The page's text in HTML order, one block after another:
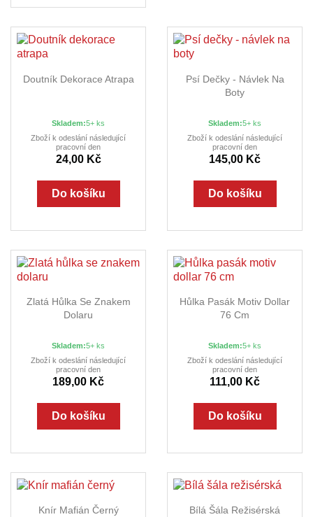
Doutník Dekorace Atrapa
Skladem:5+ ks
Zboží k odeslání následující
pracovní den
24,00 Kč
Do košíku
Psí Dečky - Návlek Na
Boty
Skladem:5+ ks
Zboží k odeslání následující
pracovní den
145,00 Kč
Do košíku
Zlatá Hůlka Se Znakem
Dolaru
Skladem:5+ ks
Zboží k odeslání následující
pracovní den
189,00 Kč
Do košíku
Hůlka Pasák Motiv Dollar
76 Cm
Skladem:5+ ks
Zboží k odeslání následující
pracovní den
111,00 Kč
Do košíku
Knír Mafián Černý Bílá Šála Režisérská